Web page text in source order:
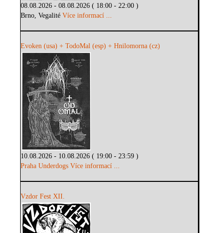
08.08.2026 - 08.08.2026 ( 18:00 - 22:00 )
Brno, VegalitéVíce informací ...
Evoken (usa) + TodoMal (esp) + Hnilomorna (cz)
10.08.2026 - 10.08.2026 ( 19:00 - 23:59 )
Praha Underdogs Více informací ...
Vzdor Fest XII.